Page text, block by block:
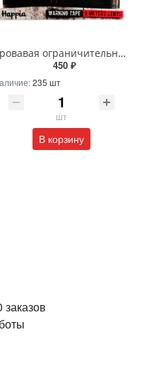
Кровавая ограничительная лента «Keep out»
450 ₽
235 шт
шт
В корзину